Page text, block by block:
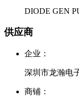
DIODE GEN
供应商
企业：
深圳市龙瀚电
商铺：